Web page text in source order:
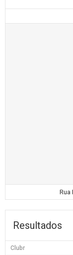
Rua
Resultados
Clubr